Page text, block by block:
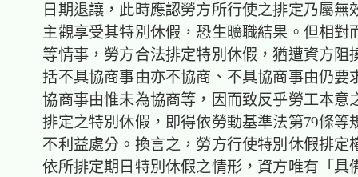
日期退讓，此時應認勞方所行使之排定乃屬無
主觀享受其特別休假，恐生曠職結果。但相對
等情事，勞方合法排定特別休假，猶遭資方阻
括不具協商事由亦不協商、不具協商事由仍要
協商事由惟未為協商等，因而致反乎勞工本意
排定之特別休假，即得依勞動基準法第79條等
不利益處分。換言之，勞方行使特別休假排定
依所排定期日特別休假之情形，資方唯有「具